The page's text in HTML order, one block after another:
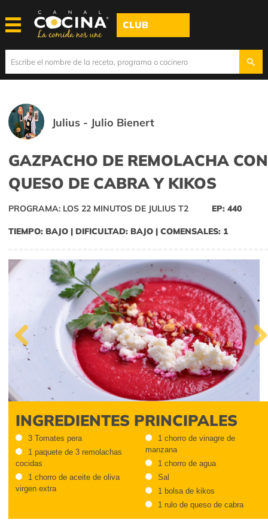
CLUB
Julius - Julio Bienert
GAZPACHO DE REMOLACHA CON
QUESO DE CABRA Y KIKOS
PROGRAMA: LOS 22 MINUTOS DE JULIUS T2 EP: 440
TIEMPO: BAJO | DIFICULTAD: BAJO | COMENSALES: 1
Previous
INGREDIENTES PRINCIPALES
3 Tomates pera
1 paquete de 3 remolachas
cocidas
1 chorro de aceite de oliva
virgen extra
1 chorro de vinagre de
manzana
1 chorro de agua
Sal
1 bolsa de kikos
1 rulo de queso de cabra